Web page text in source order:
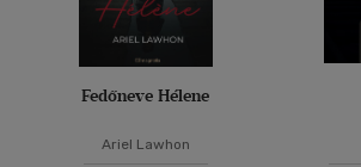
Fedőneve Hélene
Ariel Lawhon